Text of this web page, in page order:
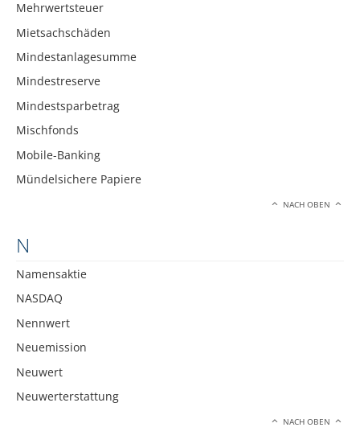
Mehrwertsteuer
Mietsachschäden
Mindestanlagesumme
Mindestreserve
Mindestsparbetrag
Mischfonds
Mobile-Banking
Mündelsichere Papiere
NACH OBEN
N
Namensaktie
NASDAQ
Nennwert
Neuemission
Neuwert
Neuwerterstattung
NACH OBEN